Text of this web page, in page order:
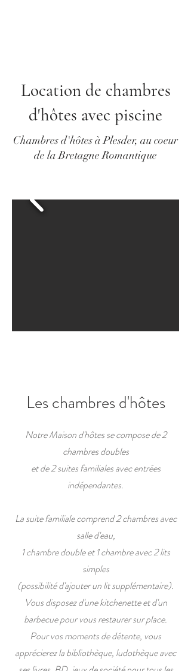
Location de chambres
d'hôtes avec piscine
Chambres d'hôtes à Plesder, au coeur
de la Bretagne Romantique
Les chambres d'hôtes
Notre Maison d'hôtes se compose de 2
chambres doubles
et de 2 suites familiales avec entrées
indépendantes.
La suite familiale comprend 2 chambres avec
salle d'eau,
1 chambre double et 1 chambre avec 2 lits
simples
(possibilité d'ajouter un lit supplémentaire).
Vous disposez d'une kitchenette et d'un
barbecue pour vous restaurer sur place.
Pour vos moments de détente, vous
apprécierez la bibliothèque, ludothèque avec